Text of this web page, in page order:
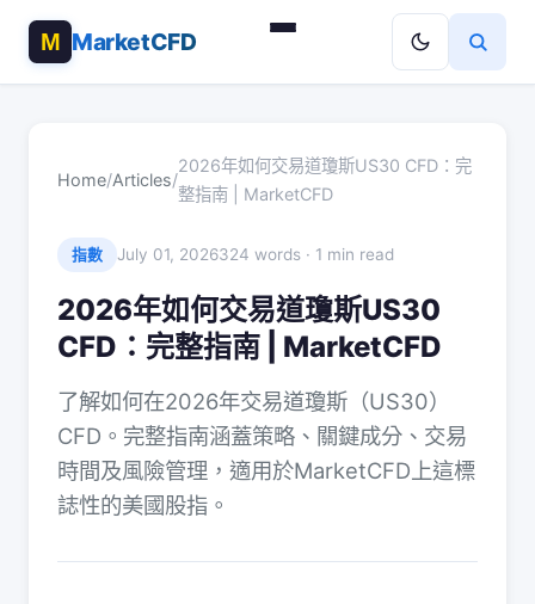
MarketCFD
Home/Articles/
2026年如何交易道瓊斯US30 CFD：完
整指南 | MarketCFD
指數 July 01, 2026324 words · 1 min read
2026年如何交易道瓊斯US30
CFD：完整指南 | MarketCFD
了解如何在2026年交易道瓊斯（US30）
CFD。完整指南涵蓋策略、關鍵成分、交易
時間及風險管理，適用於MarketCFD上這標
誌性的美國股指。